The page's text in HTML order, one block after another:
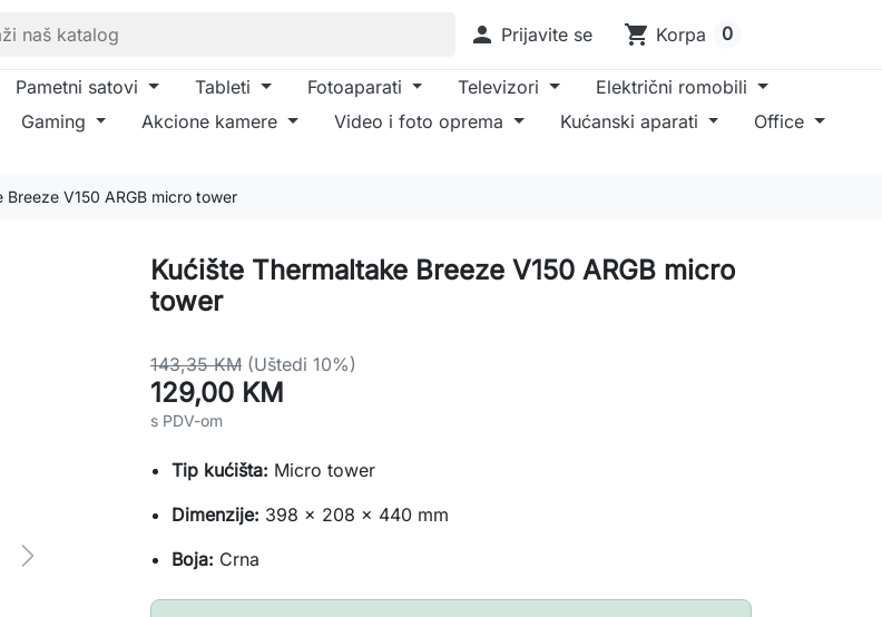
 Prijavite se shopping_cart Korpa 0
Pametni satovi Tableti Fotoaparati Televizori
Električni romobili
Gaming Akcione kamere Video i foto oprema Kućanski aparati
Office
V150 ARGB micro tower
Next
Kućište Thermaltake Breeze V150 ARGB micro
tower
143,35 KM (Uštedi 10%)
129,00 KM
s PDV-om
Tip kućišta: Micro tower
Dimenzije: 398 x 208 x 440 mm
Boja: Crna